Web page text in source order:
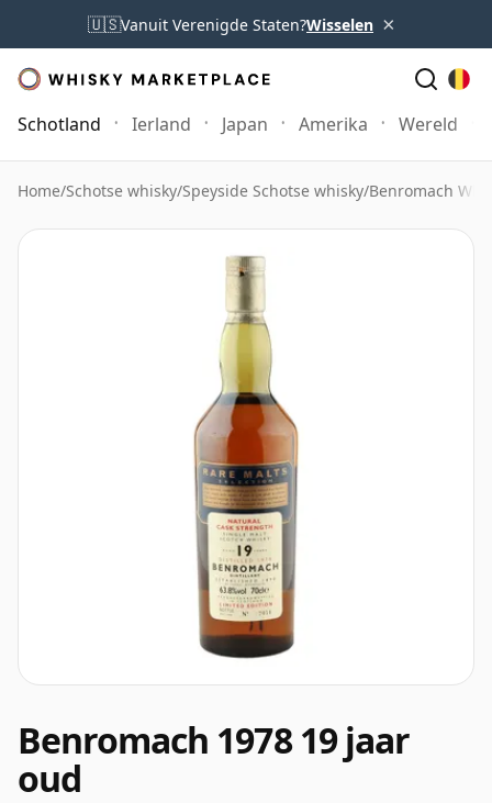
🇺🇸Vanuit Verenigde Staten?Wisselen ×
Schotland Ierland Japan Amerika Wereld
Home/Schotse whisky/Speyside Schotse whisky/Benromach
Benromach 1978 19 jaar
oud